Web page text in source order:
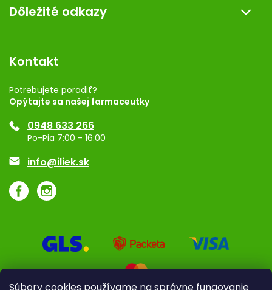
Darček k nákupu
Kontakt
Dermocentrum
Dôležité odkazy
Rozhodnutie na prevádzku
Registrácia
Ponuka pre firmy
Značky
Kontakt
Potrebujete poradiť?
Opýtajte sa našej farmaceutky
0948 633 266
Po-Pia 7:00 - 16:00
info@iliek.sk